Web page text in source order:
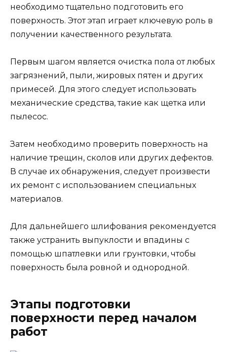
необходимо тщательно подготовить его
поверхность. Этот этап играет ключевую роль в
получении качественного результата.
Первым шагом является очистка пола от любых
загрязнений, пыли, жировых пятен и других
примесей. Для этого следует использовать
механические средства, такие как щетка или
пылесос.
Затем необходимо проверить поверхность на
наличие трещин, сколов или других дефектов.
В случае их обнаружения, следует произвести
их ремонт с использованием специальных
материалов.
Для дальнейшего шлифования рекомендуется
также устранить выпуклости и впадины с
помощью шпатлевки или грунтовки, чтобы
поверхность была ровной и однородной.
Этапы подготовки
поверхности перед началом
работ